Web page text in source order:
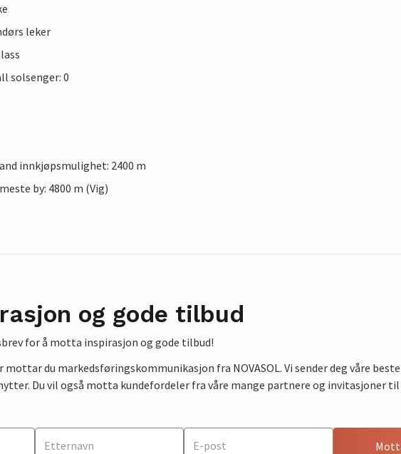
leker
solsenger: 0
innkjøpsmulighet: 2400 m
by: 4800 m (Vig)
og gode tilbud
for å motta inspirasjon og gode tilbud!
mottar du markedsføringskommunikasjon fra NOVASOL. Vi sender deg våre
Du vil også motta kundefordeler fra våre mange partnere og invitasjoner til